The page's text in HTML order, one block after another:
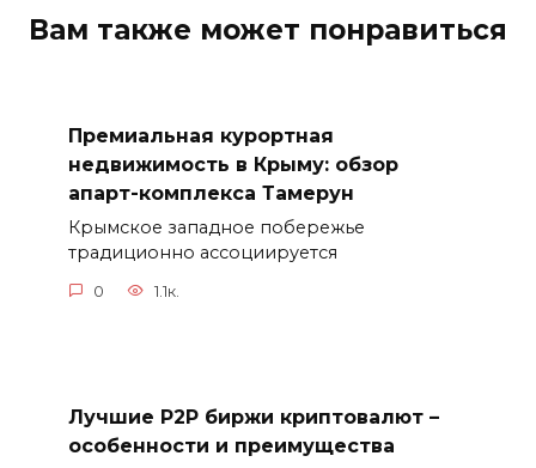
Вам также может понравиться
Премиальная курортная
недвижимость в Крыму: обзор
апарт-комплекса Тамерун
Крымское западное побережье
традиционно ассоциируется
0 1.1к.
Лучшие P2P биржи криптовалют –
особенности и преимущества